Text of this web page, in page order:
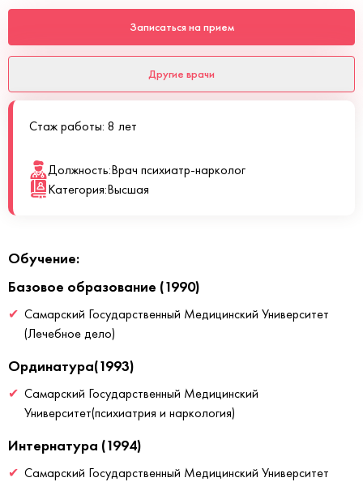
Записаться на прием
Другие врачи
Стаж работы: 8 лет
Должность:Врач психиатр-нарколог
Категория:Высшая
Обучение:
Базовое образование (1990)
Самарский Государственный Медицинский Университет
(Лечебное дело)
Ординатура(1993)
Самарский Государственный Медицинский
Университет(психиатрия и наркология)
Интернатура (1994)
Самарский Государственный Медицинский Университет